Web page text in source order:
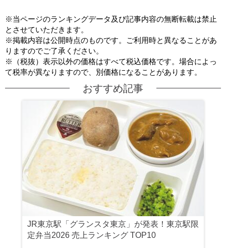
※当ページのランキングデータ及び記事内容の無断転載は禁止
とさせていただきます。
※掲載内容は公開時点のものです。ご利用時と異なることがあ
りますのでご了承ください。
※（税抜）表示以外の価格はすべて税込価格です。場合によっ
て税率が異なりますので、別価格になることがあります。
おすすめ記事
JR東京駅「グランスタ東京」が発表！東京駅限
定弁当2026 売上ランキング TOP10